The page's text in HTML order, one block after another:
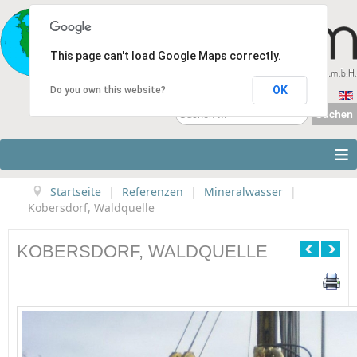
...
Suchen
≡
Startseite | Referenzen | Mineralwasser
|
Kobersdorf, Waldquelle
KOBERSDORF, WALDQUELLE
This page can't load Google Maps correctly.
Do you own this website? OK